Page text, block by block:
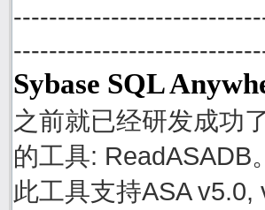
Sybase SQL
之前就已经研发成功
的工具: ReadASADB。
此工具支持ASA